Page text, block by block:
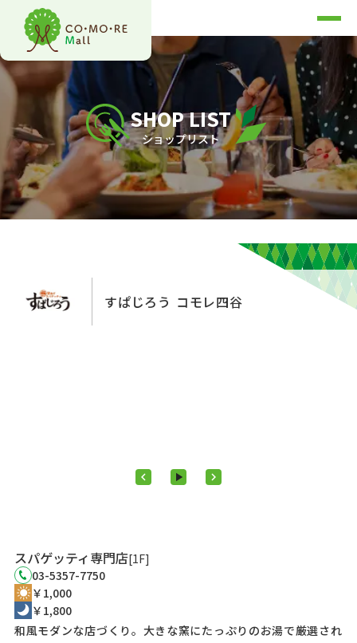
SHOP LIST
ショップリスト
すぱじろう コモレ四谷
keyboard_arrow_left play_arrow keyboard_arrow_right
スパゲッティ専門店[1F]
03-5357-7750
￥1,000
￥1,800
和風モダンな店づくり。大きな窯にたっぷりのお湯で厳選され